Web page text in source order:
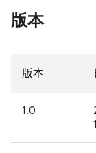
版本
版本
1.0